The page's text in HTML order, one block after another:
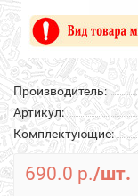
Производитель:
Артикул:
Комплектующие:
690.0 р./шт.